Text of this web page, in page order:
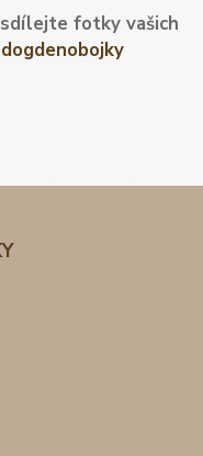
fotky vašich